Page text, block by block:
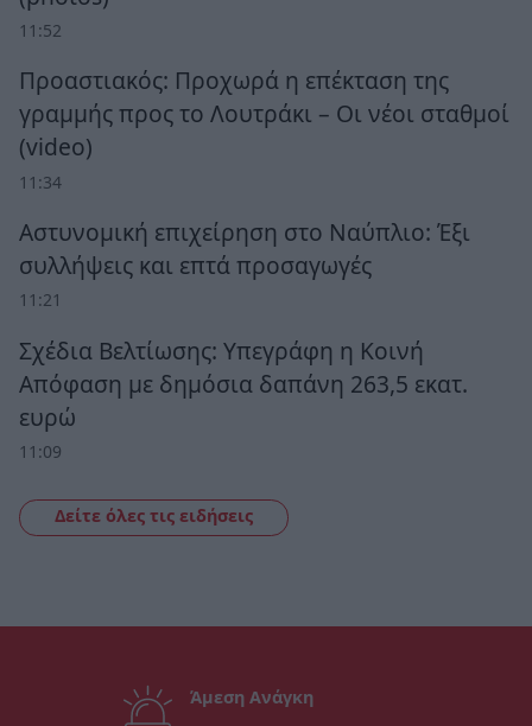
11:52
Προαστιακός: Προχωρά η επέκταση της
γραμμής προς το Λουτράκι – Οι νέοι σταθμοί
(video)
11:34
Αστυνομική επιχείρηση στο Ναύπλιο: Έξι
συλλήψεις και επτά προσαγωγές
11:21
Σχέδια Βελτίωσης: Υπεγράφη η Κοινή
Απόφαση με δημόσια δαπάνη 263,5 εκατ.
ευρώ
11:09
Δείτε όλες τις ειδήσεις
Άμεση Ανάγκη